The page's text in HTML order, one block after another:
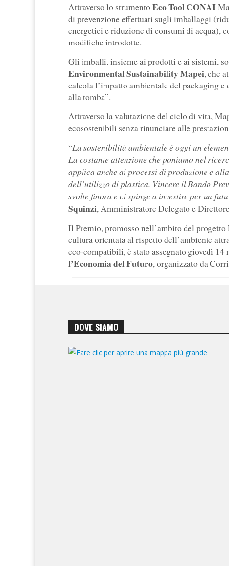
Attraverso lo strumentoEco Tool CONAI
di prevenzione effettuati sugli imballaggi
energetici e riduzione di consumi di acqua),
modifiche introdotte.
Gli imballi, insieme ai prodotti e ai sistemi,
Environmental Sustainability Mapei, che
calcola l’impatto ambientale del packaging
alla tomba”.
Attraverso la valutazione del ciclo di vita,
ecosostenibili senza rinunciare alle
“La sostenibilità ambientale è oggi un
La costante attenzione che poniamo nel
applica anche ai processi di produzione e
dell’utilizzo di plastica. Vincere il Bando
svolte finora e ci spinge a investire per un
Squinzi, Amministratore Delegato e
Il Premio, promosso nell’ambito del progetto
cultura orientata al rispetto dell’ambiente
eco-compatibili, è stato assegnato giovedì
l’Economia del Futuro, organizzato da
DOVE SIAMO